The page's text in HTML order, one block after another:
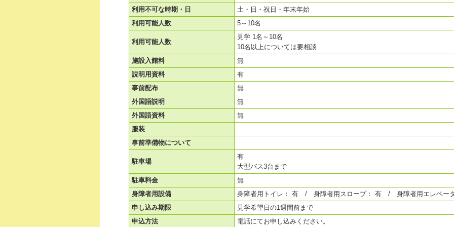
利用不可な時期・日
土・日・祝日・年末年始
利用可能人数
5～10名
利用可能人数
見学 1名～10名
10名以上については要相談
施設入館料
無
説明用資料
有
事前配布
無
外国語説明
無
外国語資料
無
服装
事前準備物について
駐車場
有
大型バス3台まで
駐車料金
無
身障者用設備
身障者用トイレ： 有 / 身障者用スロープ： 有 / 身障者用エレベー
申し込み期限
見学希望日の1週間前まで
申込方法
電話にてお申し込みください。